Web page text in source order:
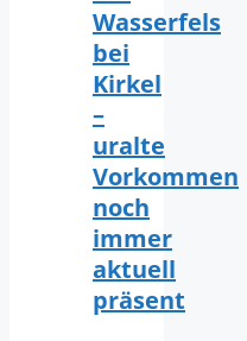
Wasserfels
bei
Kirkel
–
uralte
Vorkommen
noch
immer
aktuell
präsent